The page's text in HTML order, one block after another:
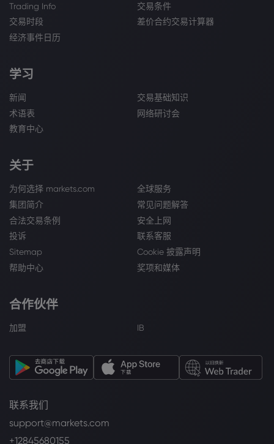
Trading Info
交易条件
交易时段
差价合约交易计算器
经济事件日历
学习
新闻
交易基础知识
术语表
网络研讨会
教育中心
关于
为何选择 markets.com
全球服务
集团简介
常见问题解答
合法交易条例
安全上网
投诉
联系客服
Sitemap
Cookie 披露声明
帮助中心
奖项和媒体
合作伙伴
加盟 IB
联系我们
support@markets.com
+12845680155